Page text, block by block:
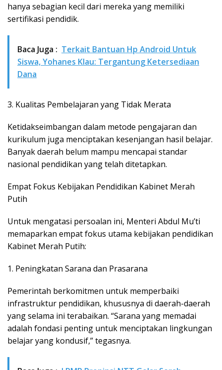
hanya sebagian kecil dari mereka yang memiliki
sertifikasi pendidik.
Baca Juga : Terkait Bantuan Hp Android Untuk
Siswa, Yohanes Klau: Tergantung Ketersediaan
Dana
3. Kualitas Pembelajaran yang Tidak Merata
Ketidakseimbangan dalam metode pengajaran dan
kurikulum juga menciptakan kesenjangan hasil belajar.
Banyak daerah belum mampu mencapai standar
nasional pendidikan yang telah ditetapkan.
Empat Fokus Kebijakan Pendidikan Kabinet Merah
Putih
Untuk mengatasi persoalan ini, Menteri Abdul Mu’ti
memaparkan empat fokus utama kebijakan pendidikan
Kabinet Merah Putih:
1. Peningkatan Sarana dan Prasarana
Pemerintah berkomitmen untuk memperbaiki
infrastruktur pendidikan, khususnya di daerah-daerah
yang selama ini terabaikan. “Sarana yang memadai
adalah fondasi penting untuk menciptakan lingkungan
belajar yang kondusif,” tegasnya.